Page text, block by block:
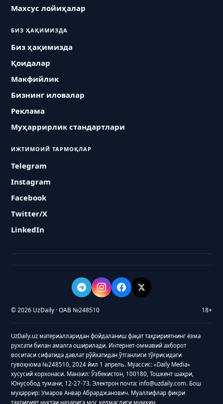
Махсус лойиҳалар
БИЗ ҲАҚИМИЗДА
Биз ҳақимизда
Қоидалар
Макфийлик
Бизнинг иловалар
Реклама
Муҳаррирлик стандартлари
ИЖТИМОИЙ ТАРМОҚЛАР
Telegram
Instagram
Facebook
Twitter/X
LinkedIn
© 2026 UzDaily · ОАВ №248510 18+
UzDaily.uz материалларидан фойдаланиш фақат таҳририятнинг ёзма
рухсати билан амалга оширилади. Интернет-оммавий ахборот
воситаси сифатида давлат рўйхатидан ўтганлиги тўғрисидаги
гувоҳнома №248510, 2024 йил 1 апрель. Муассис: «Daily Media»
хусусий корхонаси. Манзил: Ўзбекистон, 100180, Тошкент шаҳри,
Юнусобод тумани, 12-27-73. Электрон почта: info@uzdaily.com. Бош
муҳаррир: Умаров Анвар Абрарджанович. Муаллифлар фикри
таҳририят нуқтаи назарига мос келмаслиги мумкин.